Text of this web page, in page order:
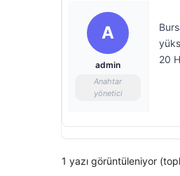
A
admin
Anahtar
yönetici
20
1 yazı görüntüleniyor